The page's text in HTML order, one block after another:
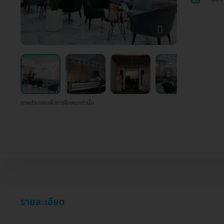
ภาพประกอบเพื่อการโฆษณาเท่านั้น
รายละเอียด